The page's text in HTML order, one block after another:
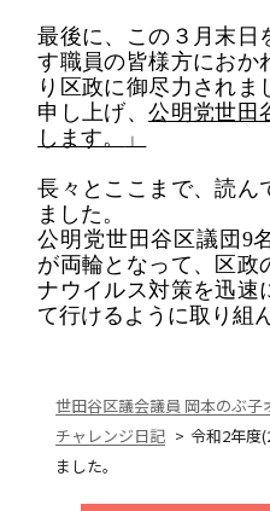
最後に、この３月末日
す職員の皆様方におか
り区政に御尽力され
申し上げ、公明党世田
します。
」
長々とここまで、読ん
ました。
公明党世田谷区議団9
が両輪となって、区政
ナウイルス対策を迅速
て行けるように取り組
世田谷区議会議員 岡本のぶ
チャレンジ日記
令和2年度
ました。